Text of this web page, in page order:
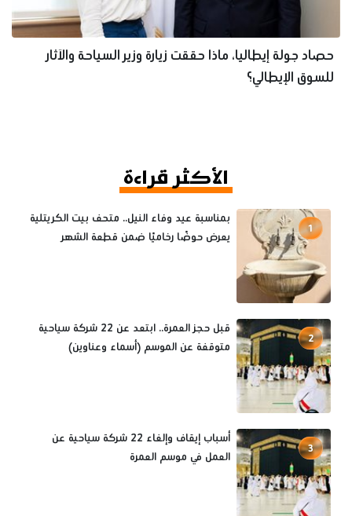
حصاد جولة إيطاليا، ماذا حققت زيارة وزير السياحة والآثار
للسوق الإيطالي؟
الأكثر قراءة
1
بمناسبة عيد وفاء النيل.. متحف بيت الكريتلية
يعرض حوضًا رخاميًا ضمن قطعة الشهر
2
قبل حجز العمرة.. ابتعد عن 22 شركة سياحية
متوقفة عن الموسم (أسماء وعناوين)
3
أسباب إيقاف وإلغاء 22 شركة سياحية عن
العمل في موسم العمرة